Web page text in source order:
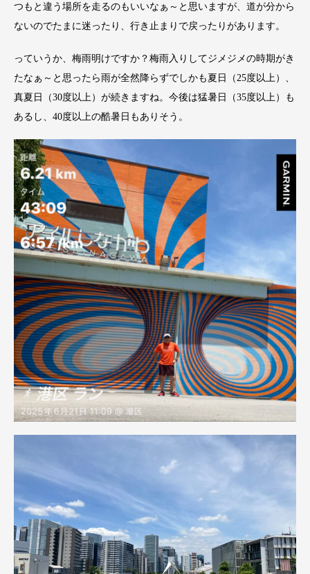
つもと違う場所を走るのもいいなぁ～と思いますが、道が分から
ないのでたまに迷ったり、行き止まりで戻ったりがあります。
っていうか、梅雨明けですか？梅雨入りしてジメジメの時期がき
たなぁ～と思ったら雨が全然降らずでしかも夏日（25度以上）、
真夏日（30度以上）が続きますね。今後は猛暑日（35度以上）も
あるし、40度以上の酷暑日もありそう。